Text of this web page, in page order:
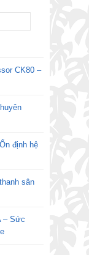
CK80 –
định hệ
sân
– Sức